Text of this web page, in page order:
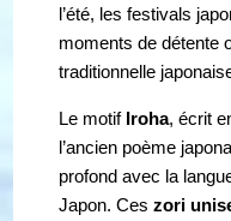
l’été, les festivals
moments de détente
traditionnelle
Le motif Iroha, écrit
l’ancien poème
profond avec la
Japon. Ceszori